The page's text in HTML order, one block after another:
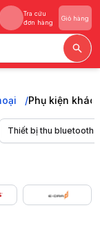
Tra cứu
đơn hàng
Giỏ hàng
Tra cứu
Phụ kiện khác
Thiết bị thu bluetooth